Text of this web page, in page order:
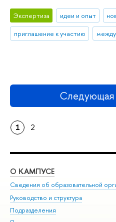
Экспертиза идеи и опыт
приглашение к участию
Следующая
1 2
О КАМПУСЕ
Сведения об образовательной
Руководство и структура
Подразделения